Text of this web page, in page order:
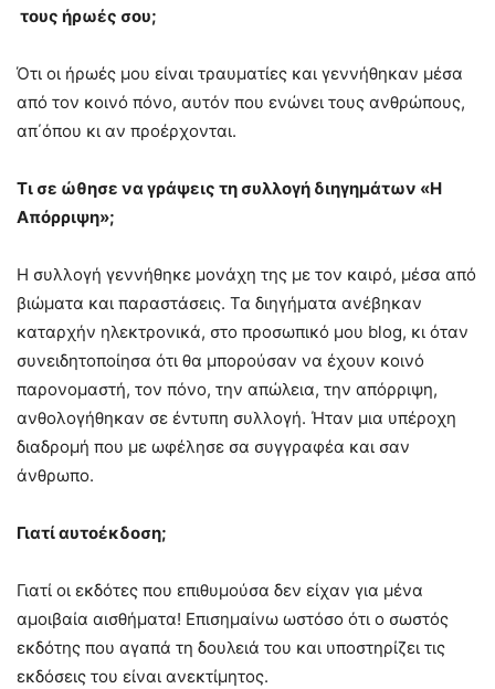
τους ήρωές σου;
Ότι οι ήρωές μου είναι τραυματίες και γεννήθηκαν μέσα
από τον κοινό πόνο, αυτόν που ενώνει τους ανθρώπους,
απ΄όπου κι αν προέρχονται.
Τι σε ώθησε να γράψεις τη συλλογή διηγημάτων «Η
Απόρριψη»;
Η συλλογή γεννήθηκε μονάχη της με τον καιρό, μέσα από
βιώματα και παραστάσεις. Τα διηγήματα ανέβηκαν
καταρχήν ηλεκτρονικά, στο προσωπικό μου blog, κι όταν
συνειδητοποίησα ότι θα μπορούσαν να έχουν κοινό
παρονομαστή, τον πόνο, την απώλεια, την απόρριψη,
ανθολογήθηκαν σε έντυπη συλλογή. Ήταν μια υπέροχη
διαδρομή που με ωφέλησε σα συγγραφέα και σαν
άνθρωπο.
Γιατί αυτοέκδοση;
Γιατί οι εκδότες που επιθυμούσα δεν είχαν για μένα
αμοιβαία αισθήματα! Επισημαίνω ωστόσο ότι ο σωστός
εκδότης που αγαπά τη δουλειά του και υποστηρίζει τις
εκδόσεις του είναι ανεκτίμητος.